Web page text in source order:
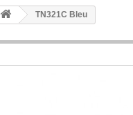
TN321C Bleu